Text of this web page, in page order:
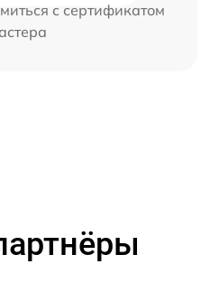
с сертификатом